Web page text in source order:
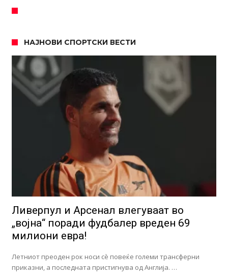
НАЈНОВИ СПОРТСКИ ВЕСТИ
Ливерпул и Арсенал влегуваат во
„војна“ поради фудбалер вреден 69
милиони евра!
Летниот преоден рок носи сè повеќе големи трансферни
приказни, а последната пристигнува од Англија. …